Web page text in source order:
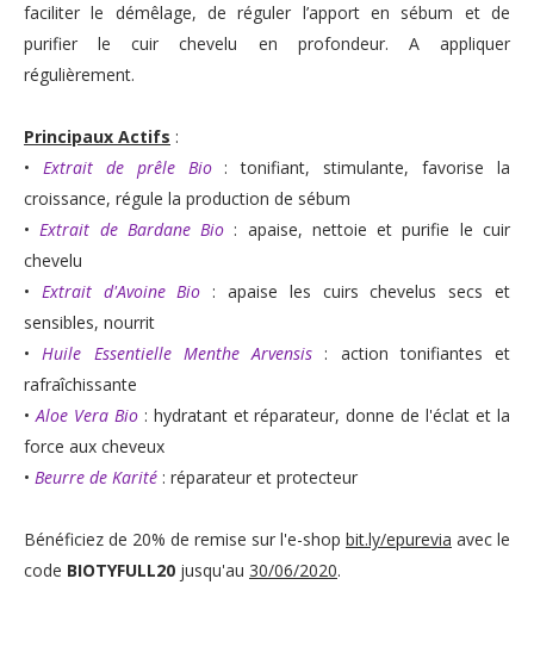
faciliter le démêlage, deréguler l’apport en sébum et de
purifier le cuir chevelu en profondeur. A appliquer
régulièrement.
Principaux Actifs :
• Extrait de prêle Bio: tonifiant, stimulante, favorise la
croissance, régule la production de sébum
•Extrait de Bardane Bio : apaise, nettoie et purifie le cuir
chevelu
• Extrait d'Avoine Bio : apaise les cuirs chevelus secs et
sensibles, nourrit
•Huile Essentielle Menthe Arvensis : action tonifiantes et
rafraîchissante
•Aloe Vera Bio: hydratant et réparateur, donne de l'éclat et la
force aux cheveux
• Beurre de Karité : réparateur et protecteur
Bénéficiez de 20% de remise sur l'e-shop bit.ly/epurevia avec le
code BIOTYFULL20 jusqu'au 30/06/2020.